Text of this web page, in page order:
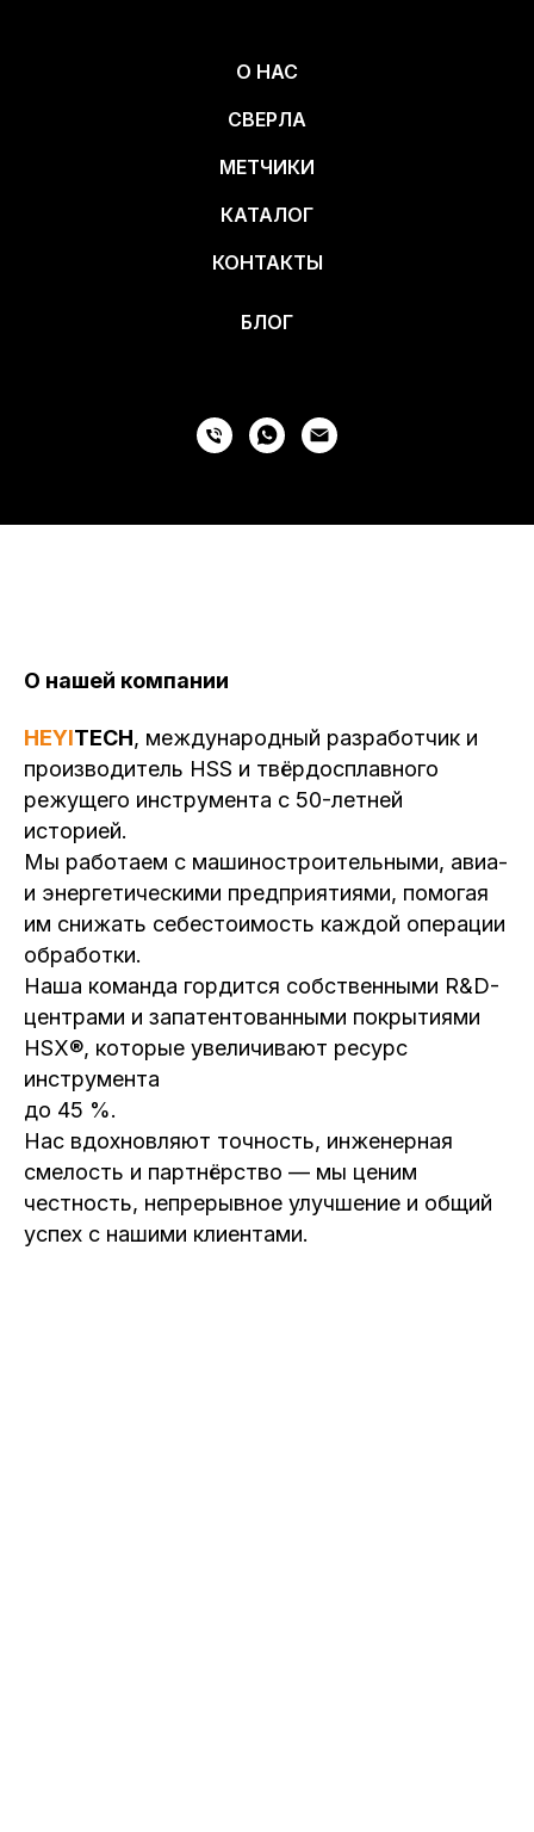
О НАС
СВЕРЛА
МЕТЧИКИ
КАТАЛОГ
КОНТАКТЫ
БЛОГ
О нашей компании
HEYITECH, международный разработчик и
производитель HSS и твёрдосплавного
режущего инструмента с 50-летней
историей.
Мы работаем с машиностроительными, авиа-
и энергетическими предприятиями, помогая
им снижать себестоимость каждой операции
обработки.
Наша команда гордится собственными R&D-
центрами и запатентованными покрытиями
HSX®, которые увеличивают ресурс
инструмента
до 45 %.
Нас вдохновляют точность, инженерная
смелость и партнёрство — мы ценим
честность, непрерывное улучшение и общий
успех с нашими клиентами.